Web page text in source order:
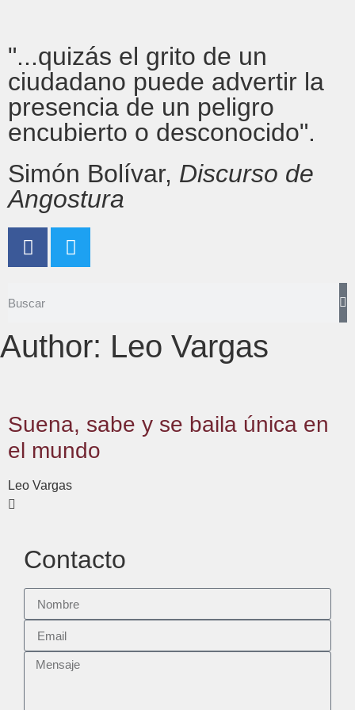
"...quizás el grito de un
ciudadano puede advertir la
presencia de un peligro
encubierto o desconocido".
Simón Bolívar, Discurso de
Angostura
Author: Leo Vargas
Suena, sabe y se baila única en
el mundo
Leo Vargas
Contacto